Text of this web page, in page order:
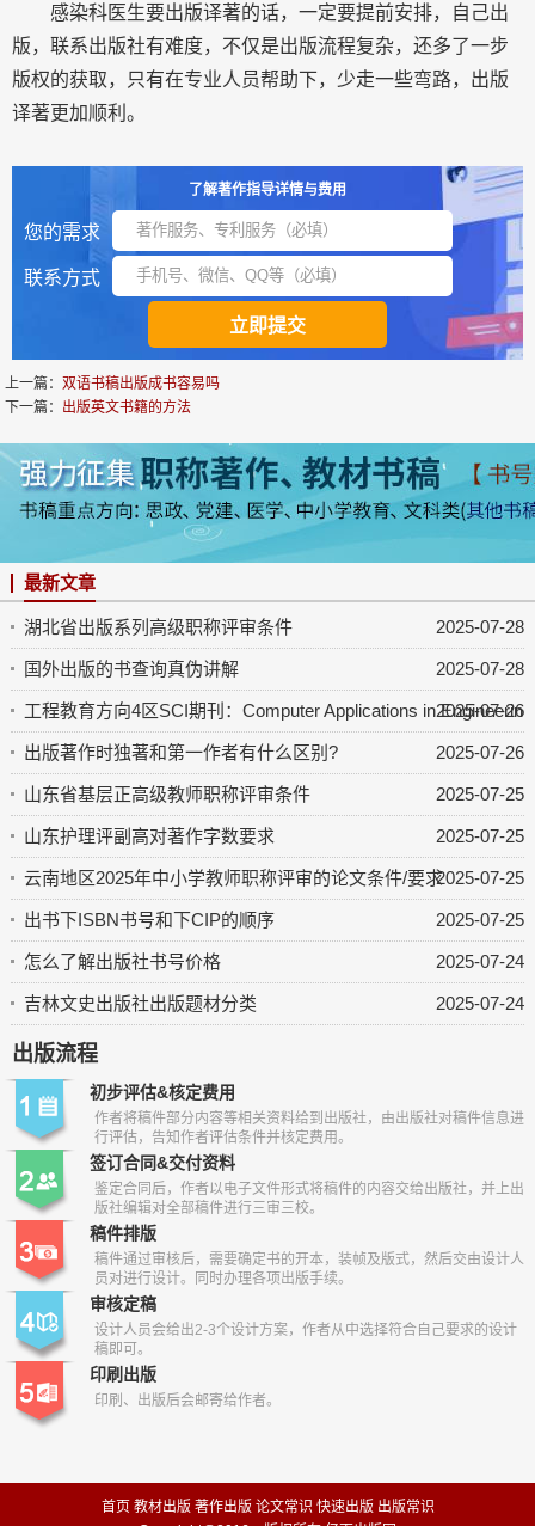
感染科医生要出版译著的话，一定要提前安排，自己出
版，联系出版社有难度，不仅是出版流程复杂，还多了一步
版权的获取，只有在专业人员帮助下，少走一些弯路，出版
译著更加顺利。
了解著作指导详情与费用
您的需求
联系方式
上一篇：双语书稿出版成书容易吗
下一篇： 出版英文书籍的方法
最新文章
2025-07-28
湖北省出版系列高级职称评审条件
2025-07-28
国外出版的书查询真伪讲解
2025-07-26
工程教育方向4区SCI期刊：Computer Applications in
2025-07-26
出版著作时独著和第一作者有什么区别?
2025-07-25
山东省基层正高级教师职称评审条件
2025-07-25
山东护理评副高对著作字数要求
2025-07-25
云南地区2025年中小学教师职称评审的论文条件/要求
2025-07-25
出书下ISBN书号和下CIP的顺序
2025-07-24
怎么了解出版社书号价格
2025-07-24
吉林文史出版社出版题材分类
出版流程
初步评估&核定费用
作者将稿件部分内容等相关资料给到出版社，由出版社对稿件信息进
行评估，告知作者评估条件并核定费用。
签订合同&交付资料
鉴定合同后，作者以电子文件形式将稿件的内容交给出版社，并上出
版社编辑对全部稿件进行三审三校。
稿件排版
稿件通过审核后，需要确定书的开本，装帧及版式，然后交由设计人
员对进行设计。同时办理各项出版手续。
审核定稿
设计人员会给出2-3个设计方案，作者从中选择符合自己要求的设计
稿即可。
印刷出版
印刷、出版后会邮寄给作者。
首页 教材出版 著作出版 论文常识 快速出版 出版常识